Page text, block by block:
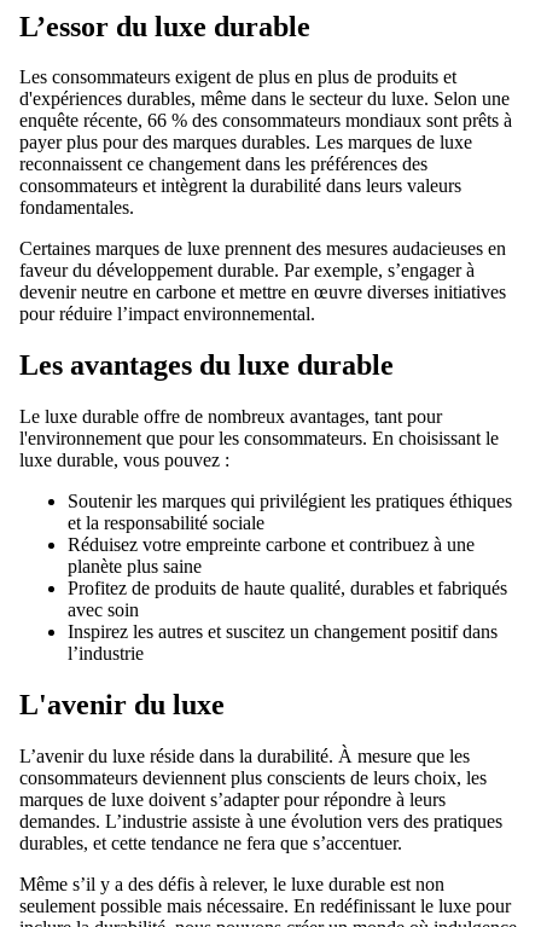
L’essor du luxe durable
Les consommateurs exigent de plus en plus de produits et
d'expériences durables, même dans le secteur du luxe. Selon une
enquête récente, 66 % des consommateurs mondiaux sont prêts à
payer plus pour des marques durables. Les marques de luxe
reconnaissent ce changement dans les préférences des
consommateurs et intègrent la durabilité dans leurs valeurs
fondamentales.
Certaines marques de luxe prennent des mesures audacieuses en
faveur du développement durable. Par exemple, s’engager à
devenir neutre en carbone et mettre en œuvre diverses initiatives
pour réduire l’impact environnemental.
Les avantages du luxe durable
Le luxe durable offre de nombreux avantages, tant pour
l'environnement que pour les consommateurs. En choisissant le
luxe durable, vous pouvez :
Soutenir les marques qui privilégient les pratiques éthiques
et la responsabilité sociale
Réduisez votre empreinte carbone et contribuez à une
planète plus saine
Profitez de produits de haute qualité, durables et fabriqués
avec soin
Inspirez les autres et suscitez un changement positif dans
l’industrie
L'avenir du luxe
L’avenir du luxe réside dans la durabilité. À mesure que les
consommateurs deviennent plus conscients de leurs choix, les
marques de luxe doivent s’adapter pour répondre à leurs
demandes. L’industrie assiste à une évolution vers des pratiques
durables, et cette tendance ne fera que s’accentuer.
Même s’il y a des défis à relever, le luxe durable est non
seulement possible mais nécessaire. En redéfinissant le luxe pour